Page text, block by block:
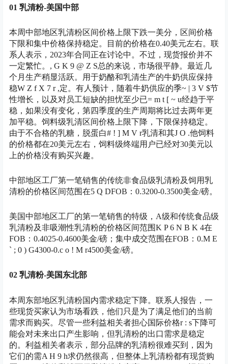
01 乳清粉-美国中部
本周中部地区乳清粉区间价格上限下跌一美分，区间价格
下限和集中价格保持稳定。目前的价格在0.40美元左右。联
系人表示，2023年合同正在讨论中。不过，现货报价并不
一定繁忙。 , G K 9 @ Z S总的来说，市场很平静。最近几
个月生产稍显活跃。用于奶酪和乳清生产的牛奶供应保持
稳W Z f X 7 r ,定。有人预计，随着牛奶供应的季~ | 3 V $节
性增长，以及对员工短缺的担忧至少已= m t [ ~ u经趋于平
稳，如果没有变化，第四季度的生产周期将比过去两年更
加平稳。饲料级乳清区间价格上限下降，下限保持稳定。
由于不合格的乳糖，脱蛋白# ! ] M V r乳清和其J O .他饲料
的价格都在20美元左右，饲料级终端用户已经对30美元以
上的价格没有购买兴趣。
中部地区工厂第一笔销售的传统非食品级乳清粉及饲用乳
清粉的价格区间范围在5 Q DFOB：0.3200-0.3500美金/磅。
美国中部地区工厂的第一笔销售的特级，A级和传统食品级
乳清粉及非吸潮性乳清粉的价格区间范围K P 6 N B K 4在
FOB：0.4025-0.4600美金/磅；集中成交范围在FOB：0.M E
` ; 0 ) G4300-0.c o ! M r4500美金/磅。
02 乳清粉-美国东北部
本周东部地区乳清粉国内需求稳定下降。联系人报告，一
些现货买家认为市场看跌，他们只是为了满足他们的当前
需求而购买。尽管一些利益相关者担心国际价格r : s下降可
能会对未来出口产生影响，但乳清粉的出口需求是稳定
的。利益相关者表示，部分品牌的乳清粉很难买到，因为
它们的需A H 9 h求仍然很高，但整体上乳清粉都有现货购